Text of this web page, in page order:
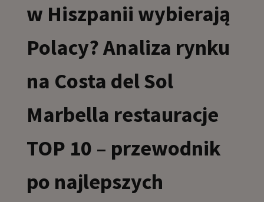
w Hiszpanii wybierają
Polacy? Analiza rynku
na Costa del Sol
Marbella restauracje
TOP 10 – przewodnik
po najlepszych